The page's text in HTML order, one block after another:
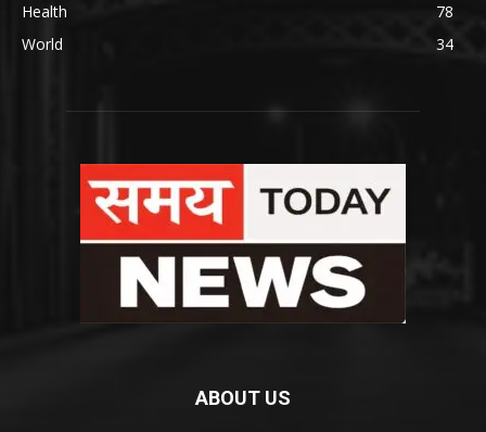
Health
78
World
34
ABOUT US